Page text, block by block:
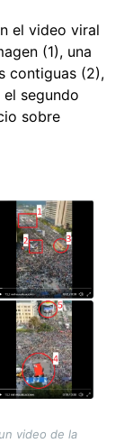
el video viral
(1), una
contiguas (2),
segundo
sobre
video de la